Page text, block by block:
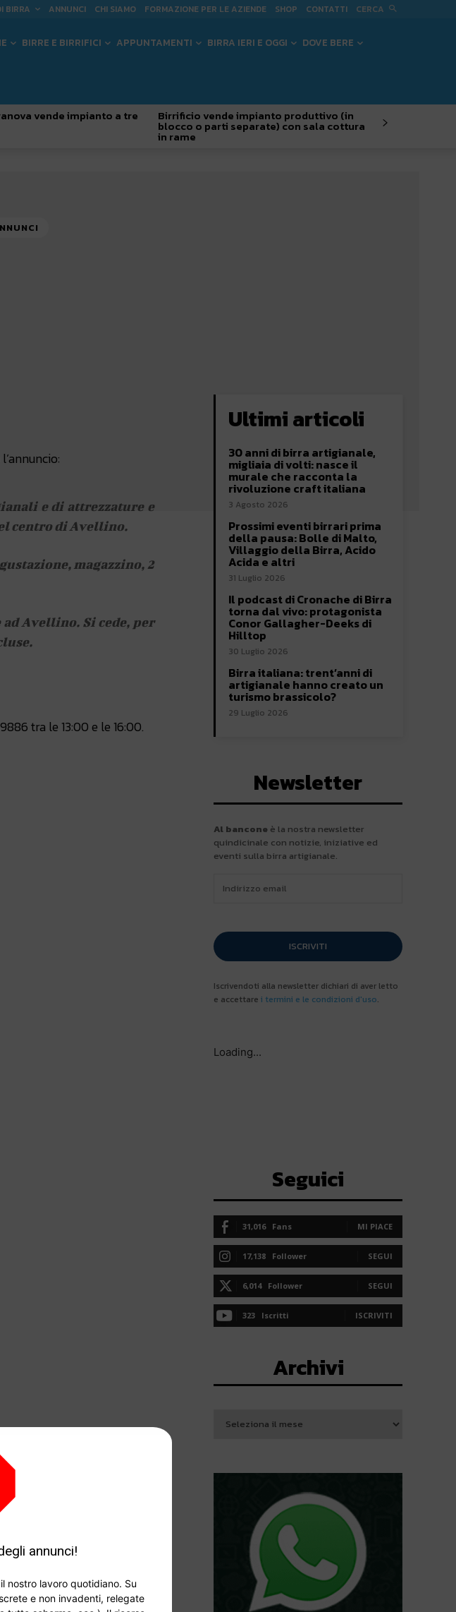
BIRRA ANNUNCI CHI SIAMO FORMAZIONE PER LE AZIENDE SHOP CONTATTI CERCA
BIRRE E BIRRIFICI APPUNTAMENTI BIRRA IERI E OGGI DOVE BERE
vende impianto a tre Birrificio vende impianto produttivo (in
blocco o parti separate) con sala cottura
in rame
e di attrezzature e
centro di Avellino.
magazzino, 2
Avellino. Si cede, per
tra le 13:00 e le 16:00.
Ultimi articoli
30 anni di birra artigianale,
migliaia di volti: nasce il
murale che racconta la
rivoluzione craft italiana
3 Agosto 2026
Prossimi eventi birrari prima
della pausa: Bolle di Malto,
Villaggio della Birra, Acido
Acida e altri
31 Luglio 2026
Il podcast di Cronache di Birra
torna dal vivo: protagonista
Conor Gallagher-Deeks di
Hilltop
30 Luglio 2026
Birra italiana: trent’anni di
artigianale hanno creato un
turismo brassicolo?
29 Luglio 2026
Newsletter
Al bancone è la nostra newsletter
quindicinale con notizie, iniziative ed
eventi sulla birra artigianale.
ISCRIVITI
Iscrivendoti alla newsletter dichiari di aver letto
e accettare i termini e le condizioni d'uso.
Loading...
Seguici
31,016 Fans MI PIACE
17,138 Follower SEGUI
6,014 Follower SEGUI
323 Iscritti ISCRIVITI
Archivi
annunci!
nostro lavoro quotidiano. Su
e non invadenti, relegate